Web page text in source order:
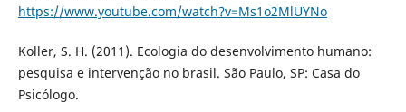
https://www.youtube.com/watch?v=Ms1o2MlUYNo
Koller, S. H. (2011). Ecologia do desenvolvimento humano:
pesquisa e intervenção no brasil. São Paulo, SP: Casa do
Psicólogo.